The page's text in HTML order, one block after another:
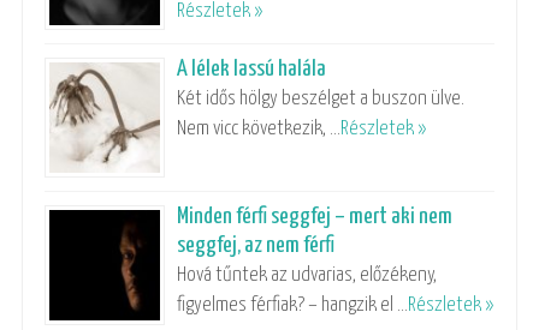
Részletek »
A lélek lassú halála
Két idős hölgy beszélget a buszon ülve.
Nem vicc következik, …Részletek »
Minden férfi seggfej – mert aki nem
seggfej, az nem férfi
Hová tűntek az udvarias, előzékeny,
figyelmes férfiak? – hangzik el …Részletek »